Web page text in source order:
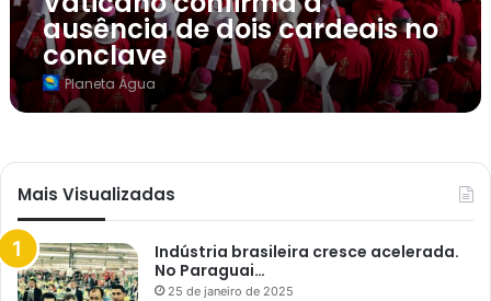
r
m
a
a
u
n
d
e
d
o
ausência de dois cardeais no
conclave
Planeta Água
Mais Visualizadas
Indústria brasileira cresce acelerada.
No Paraguai…
25 de janeiro de 2025